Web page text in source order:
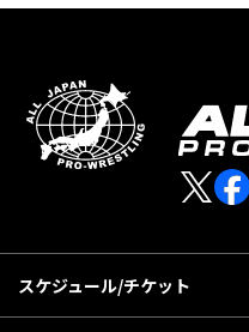
スケジュール/チケット